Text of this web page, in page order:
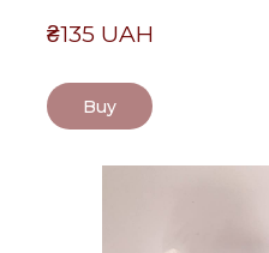
₴135 UAH
Buy